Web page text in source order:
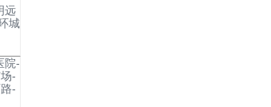
远
城
院-
-
-